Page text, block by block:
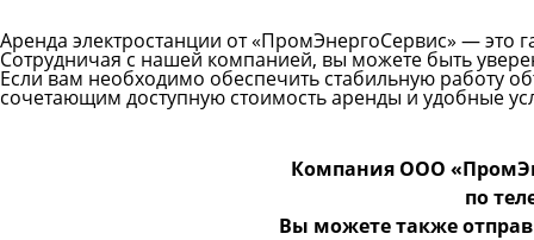
Аренда электростанции от «ПромЭнергоСервис» — это
Сотрудничая с нашей компанией, вы можете быть
Если вам необходимо обеспечить стабильную работу
сочетающим доступную стоимость аренды и удобные
Компания ООО
по
Вы можете также